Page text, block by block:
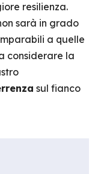
resilienza.
sarà in grado
a quelle
considerare la
sul fianco